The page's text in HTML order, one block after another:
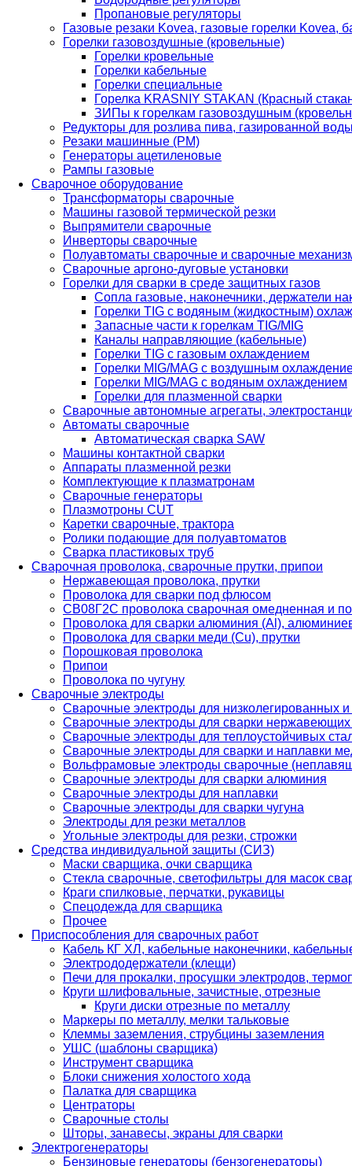
Пропановые регуляторы
Газовые резаки Kovea, газовые горелки Kovea,
Горелки газовоздушные (кровельные)
Горелки кровельные
Горелки кабельные
Горелки специальные
Горелка KRASNIY STAKAN (Красный
ЗИПы к горелкам газовоздушным
Редукторы для розлива пива, газированной
Резаки машинные (РМ)
Генераторы ацетиленовые
Рампы газовые
Сварочное оборудование
Трансформаторы сварочные
Машины газовой термической резки
Выпрямители сварочные
Инверторы сварочные
Полуавтоматы сварочные и сварочные
Сварочные аргоно-дуговые установки
Горелки для сварки в среде защитных газов
Сопла газовые, наконечники, держатели
Горелки TIG с водяным (жидкостным)
Запасные части к горелкам TIG/MIG
Каналы направляющие (кабельные)
Горелки TIG с газовым охлаждением
Горелки MIG/MAG с воздушным
Горелки MIG/MAG с водяным охлаждением
Горелки для плазменной сварки
Сварочные автономные агрегаты,
Автоматы сварочные
Автоматическая сварка SAW
Машины контактной сварки
Аппараты плазменной резки
Комплектующие к плазматронам
Сварочные генераторы
Плазмотроны CUT
Каретки сварочные, трактора
Ролики подающие для полуавтоматов
Сварка пластиковых труб
Сварочная проволока, сварочные прутки, припои
Нержавеющая проволока, прутки
Проволока для сварки под флюсом
СВ08Г2С проволока сварочная омедненная и
Проволока для сварки алюминия (Al),
Проволока для сварки меди (Cu), прутки
Порошковая проволока
Припои
Проволока по чугуну
Сварочные электроды
Сварочные электроды для низколегированных и
Сварочные электроды для сварки
Сварочные электроды для теплоустойчивых
Сварочные электроды для сварки и наплавки
Вольфрамовые электроды сварочные
Сварочные электроды для сварки алюминия
Сварочные электроды для наплавки
Сварочные электроды для сварки чугуна
Электроды для резки металлов
Угольные электроды для резки, строжки
Средства индивидуальной защиты (СИЗ)
Маски сварщика, очки сварщика
Стекла сварочные, светофильтры для масок
Краги спилковые, перчатки, рукавицы
Спецодежда для сварщика
Прочее
Приспособления для сварочных работ
Кабель КГ ХЛ, кабельные наконечники,
Электрододержатели (клещи)
Печи для прокалки, просушки электродов,
Круги шлифовальные, зачистные, отрезные
Круги диски отрезные по металлу
Маркеры по металлу, мелки тальковые
Клеммы заземления, струбцины заземления
УШС (шаблоны сварщика)
Инструмент сварщика
Блоки снижения холостого хода
Палатка для сварщика
Центраторы
Сварочные столы
Шторы, занавесы, экраны для сварки
Электрогенераторы
Бензиновые генераторы (бензогенераторы)